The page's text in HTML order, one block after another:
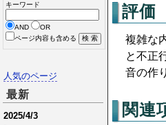
評価
複雑な
と不正
音の作
関連
キーワード
AND
OR
ページ内容も含める
人気のページ
最新
2025/4/3